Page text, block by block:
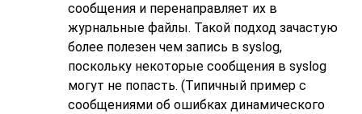
сообщения и перенаправляет их в
журнальные файлы. Такой подход зачастую
более полезен чем запись в syslog,
поскольку некоторые сообщения в syslog
могут не попасть. (Типичный пример с
сообщениями об ошибках динамического